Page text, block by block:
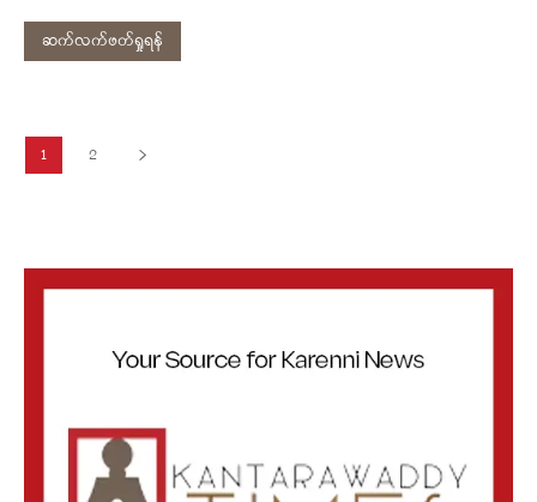
ဆက်လက်ဖတ်ရှုရန်
1 2